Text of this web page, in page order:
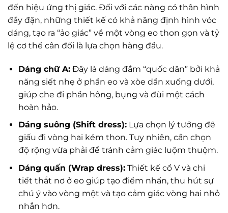
đến hiệu ứng thị giác. Đối với các nàng có thân hình
đầy đặn, những thiết kế có khả năng định hình vóc
dáng, tạo ra “ảo giác” về một vòng eo thon gọn và tỷ
lệ cơ thể cân đối là lựa chọn hàng đầu.
Dáng chữ A:Đây là dáng đầm “quốc dân” bởi khả
năng siết nhẹ ở phần eo và xòe dần xuống dưới,
giúp che đi phần hông, bụng và đùi một cách
hoàn hảo.
Dáng suông (Shift dress):Lựa chọn lý tưởng để
giấu đi vòng hai kém thon. Tuy nhiên, cần chọn
độ rộng vừa phải để tránh cảm giác luộm thuộm.
Dáng quấn (Wrap dress):Thiết kế cổ V và chi
tiết thắt nơ ở eo giúp tạo điểm nhấn, thu hút sự
chú ý vào vòng một và tạo cảm giác vòng hai nhỏ
nhắn hơn.